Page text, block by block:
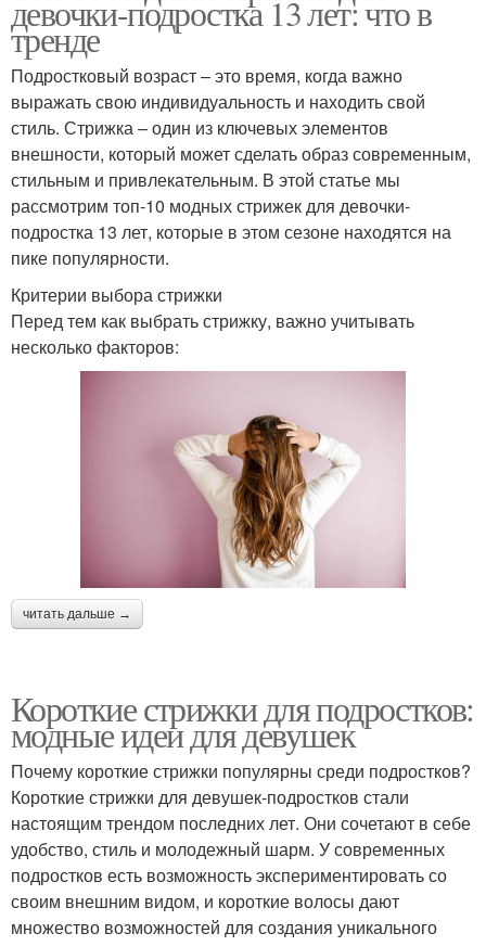
девочки-подростка 13 лет: что в
тренде
Подростковый возраст – это время, когда важно
выражать свою индивидуальность и находить свой
стиль. Стрижка – один из ключевых элементов
внешности, который может сделать образ современным,
стильным и привлекательным. В этой статье мы
рассмотрим топ-10 модных стрижек для девочки-
подростка 13 лет, которые в этом сезоне находятся на
пике популярности.
Критерии выбора стрижки
Перед тем как выбрать стрижку, важно учитывать
несколько факторов:
читать дальше →
Короткие стрижки для подростков:
модные идеи для девушек
Почему короткие стрижки популярны среди подростков?
Короткие стрижки для девушек-подростков стали
настоящим трендом последних лет. Они сочетают в себе
удобство, стиль и молодежный шарм. У современных
подростков есть возможность экспериментировать со
своим внешним видом, и короткие волосы дают
множество возможностей для создания уникального